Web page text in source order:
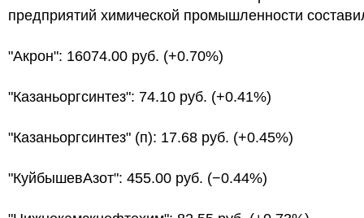
предприятий химической промышленности
"Акрон": 16074.00 руб. (+0.70%)
"Казаньоргсинтез": 74.10 руб. (+0.41%)
"Казаньоргсинтез" (п): 17.68 руб. (+0.45%)
"КуйбышевАзот": 455.00 руб. (−0.44%)